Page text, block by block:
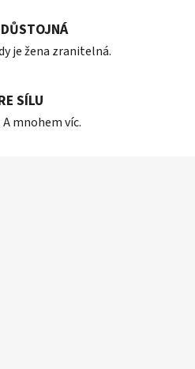
je žena zranitelná.
SÍLU
mnohem víc.